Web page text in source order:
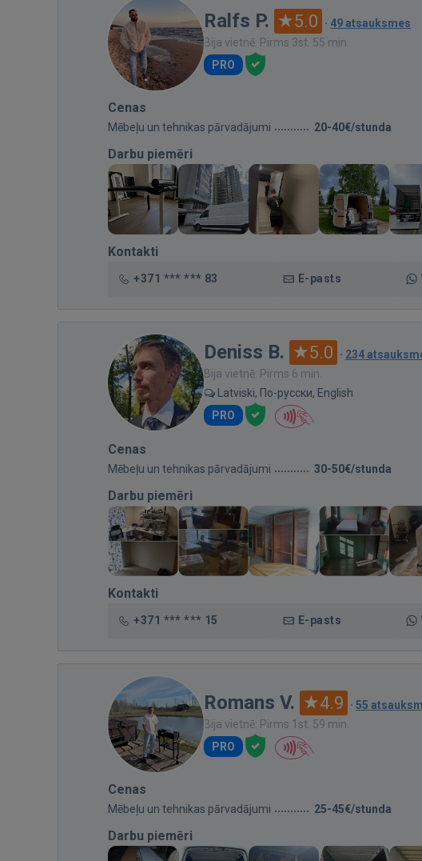
Ralfs P. 5.0 · 49 atsauksmes
Bija vietnē: Pirms 3st. 55 min.
PRO
Cenas
Mēbeļu un tehnikas pārvadājumi 20-40€/stunda
Darbu piemēri
Kontakti
+371 *** *** 83 E-pasts
Deniss B. 5.0 · 234
Bija vietnē: Pirms 6 min.
Latviski, По-русски, English
PRO
Cenas
Mēbeļu un tehnikas pārvadājumi 30-50€/stunda
Darbu piemēri
Kontakti
+371 *** *** 15 E-pasts
Romans V. 4.9 · 55
Bija vietnē: Pirms 1st. 59 min.
PRO
Cenas
Mēbeļu un tehnikas pārvadājumi 25-45€/stunda
Darbu piemēri